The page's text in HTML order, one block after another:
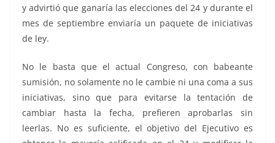
y advirtió que ganaría las elecciones del 24 y durante el
mes de septiembre enviaría un paquete de iniciativas
de ley.
No le basta que el actual Congreso, con babeante
sumisión, no solamente no le cambie ni una coma a sus
iniciativas, sino que para evitarse la tentación de
cambiar hasta la fecha, prefieren aprobarlas sin
leerlas. No es suficiente, el objetivo del Ejecutivo es